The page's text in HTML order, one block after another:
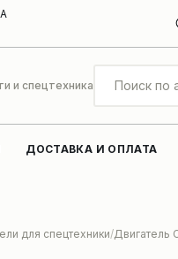
и спецтехника
ДОСТАВКА И ОПЛАТА
для спецтехники Двигатель